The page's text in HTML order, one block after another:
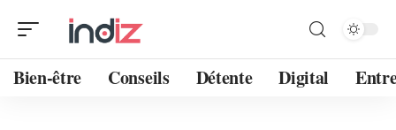
Bien-être Conseils Détente Digital